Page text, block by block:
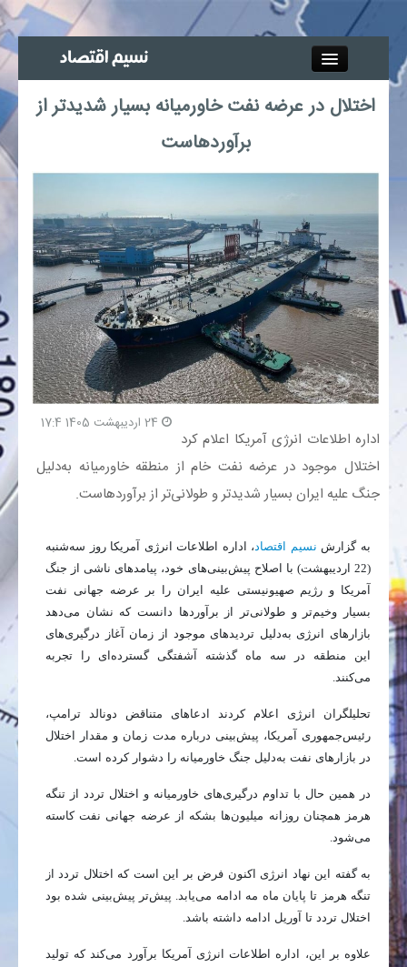
آگهی استخدام
پیوند‌ها
چند رسانه‌ای
اجتماعی
صنعت معدن و تجارت
بیمه و بورس
بانک
انرژی
اقتصاد
خانه
اختلال در عرضه نفت خاورمیانه بسیار شدیدتر از
برآوردهاست
اداره اطلاعات انرژی آمریکا اعلام کرد
اختلال موجود در عرضه نفت خام از منطقه خاورمیانه به‌دلیل
جنگ علیه ایران بسیار شدیدتر و طولانی‌تر از برآوردهاست.
به گزارش نسیم اقتصاد، اداره اطلاعات انرژی آمریکا روز سه‌شنبه
(22 اردیبهشت) با اصلاح پیش‌بینی‌های خود، پیامدهای ناشی از جنگ
آمریکا و رژیم صهیونیستی علیه ایران را بر عرضه جهانی نفت
بسیار وخیم‌تر و طولانی‌تر از برآوردها دانست که نشان‌ می‌دهد
بازارهای انرژی به‌دلیل تردیدهای موجود از زمان آغاز درگیری‌های
این منطقه در سه ماه گذشته آشفتگی گسترده‌ای را تجربه
می‌کنند.
تحلیلگران انرژی اعلام کردند ادعاهای متناقض دونالد ترامپ،
رئیس‌جمهوری آمریکا، پیش‌بینی درباره مدت زمان و مقدار اختلال
در بازارهای نفت به‌دلیل جنگ خاورمیانه را دشوار کرده است.
در همین حال با تداوم درگیری‌های خاورمیانه و اختلال تردد از تنگه
هرمز همچنان روزانه میلیون‌ها بشکه از عرضه جهانی نفت کاسته
می‌شود.
به گفته این نهاد انرژی اکنون فرض بر این است که اختلال تردد از
تنگه هرمز تا پایان ماه مه ادامه می‌یابد. پیش‌تر پیش‌بینی شده بود
اختلال تردد تا آوریل ادامه داشته باشد.
علاوه بر این، اداره اطلاعات انرژی آمریکا برآورد می‌کند که تولید